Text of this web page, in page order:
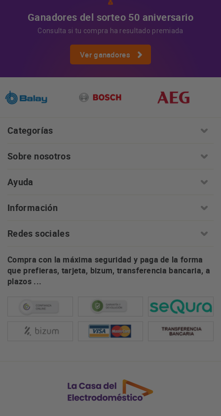
Ganadores del sorteo 50 aniversario
Consulta si tu compra ha resultado premiada
Ver ganadores
Categorías
Sobre nosotros
Ayuda
Información
Redes sociales
Compra con la máxima seguridad y paga de la forma
que prefieras, tarjeta, bizum, transferencia bancaria, a
plazos ...